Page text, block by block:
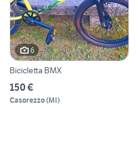
6
Bicicletta BMX
150 €
Casorezzo(MI)